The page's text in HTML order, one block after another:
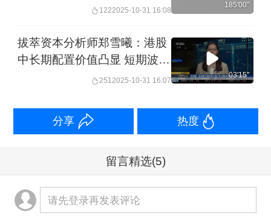
1222025-10-31 16:08
185'00''
拔萃资本分析师郑雪曦：港股
中长期配置价值凸显 短期波动
中资金转向业绩驱动
2512025-10-31 16:07
03'15''
分享 热度
留言精选(5)
请先登录再发表评论